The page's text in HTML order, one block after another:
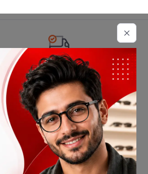
تحویل اکسپرس
اطلاعات تماس
02177116909
info@civiliha.com
ارسال فوری در تهران + ارسال به